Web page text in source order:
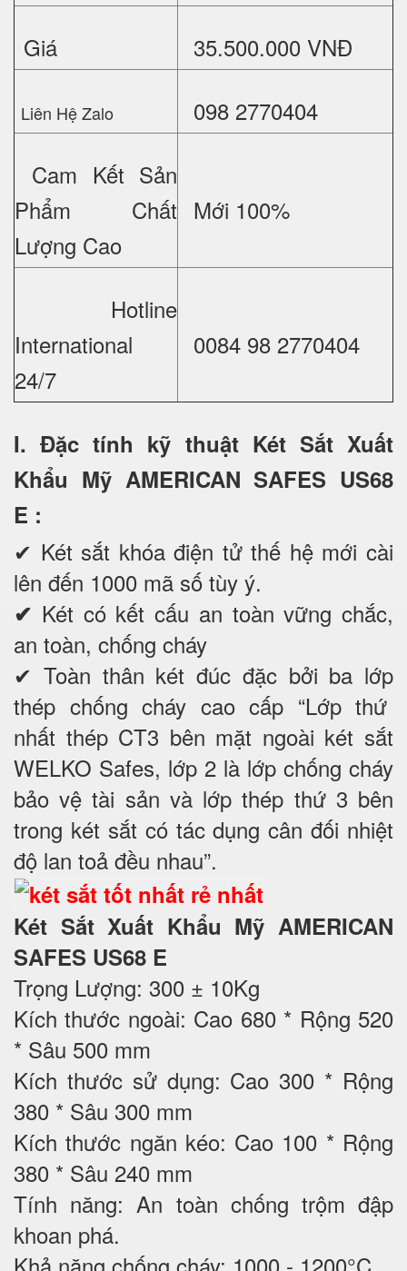
Giá
35.500.000 VNĐ
Liên Hệ Zalo
098 2770404
Cam Kết Sản
Phẩm Chất
Lượng Cao
Mới 100%
Hotline
International
24/7
0084 98 2770404
I. Đặc tính kỹ thuật Két Sắt Xuất
Khẩu Mỹ AMERICAN SAFES US68
E :
✔ Két sắt khóa điện tử thế hệ mới cài
lên đến 1000 mã số tùy ý.
✔ Két có kết cấu an toàn vững chắc,
an toàn, chống cháy
✔ Toàn thân két đúc đặc bởi ba lớp
thép chống cháy cao cấp “Lớp thứ
nhất thép CT3 bên mặt ngoài két sắt
WELKO Safes, lớp 2 là lớp chống cháy
bảo vệ tài sản và lớp thép thứ 3 bên
trong két sắt có tác dụng cân đối nhiệt
độ lan toả đều nhau”.
Két Sắt Xuất Khẩu Mỹ AMERICAN
SAFES US68 E
Trọng Lượng: 300 ± 10Kg
Kích thước ngoài: Cao 680 * Rộng 520
* Sâu 500 mm
Kích thước sử dụng: Cao 300 * Rộng
380 * Sâu 300 mm
Kích thước ngăn kéo: Cao 100 * Rộng
380 * Sâu 240 mm
Tính năng: An toàn chống trộm đập
khoan phá.